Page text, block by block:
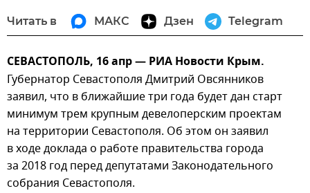
Читать в МАКС Дзен Telegram
СЕВАСТОПОЛЬ, 16 апр — РИА Новости Крым.
Губернатор Севастополя Дмитрий Овсянников
заявил, что в ближайшие три года будет дан старт
минимум трем крупным девелоперским проектам
на территории Севастополя. Об этом он заявил
в ходе доклада о работе правительства города
за 2018 год перед депутатами Законодательного
собрания Севастополя.